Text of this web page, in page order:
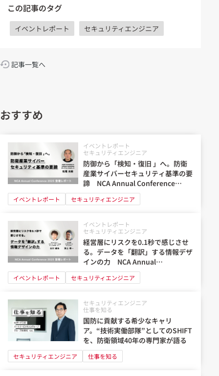
この記事のタグ
イベントレポート セキュリティエンジニア
記事一覧へ
おすすめ
イベントレポート
セキュリティエンジニア
防御から「検知・復旧 」へ。防衛
産業サイバーセキュリティ基準の要
諦 NCA Annual Conference
2025 登壇レポート
イベントレポート セキュリティエンジニア
イベントレポート
セキュリティエンジニア
経営層にリスクを0.1秒で感じさせ
る。データを「翻訳」する情報デザ
インの力 NCA Annual
Conference 2025 登壇レポート
イベントレポート セキュリティエンジニア
セキュリティエンジニア
仕事を知る
国防に貢献する希少なキャリ
ア。“技術実働部隊”としてのSHIFT
を、防衛領域40年の専門家が語る
セキュリティエンジニア 仕事を知る